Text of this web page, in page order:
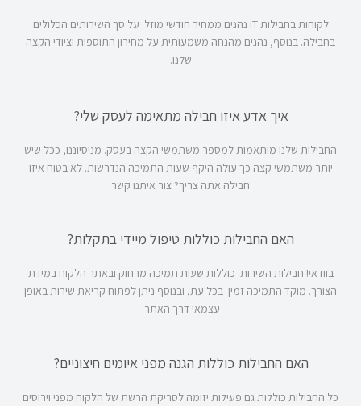
לקוחות בחבילות IT נהנים ממחיר חודשי מוזל על סך השירותים הכלולים
בחבילה. בנוסף, נהנים מהנחה משמעותית על מחירון התוספות וציודי הקצה
שלנו.
איך אדע איזו חבילה מתאימה לעסק שלי?
החבילות שלנו מותאמות למספר משתמשי הקצה בעסק. מניסיוננו, ככל שיש
יותר משתמשי קצה כך עולה היקף שעות התמיכה הנדרשות. לא בטוח איזו
חבילה אתה צריך? צור איתנו קשר
האם החבילות כוללות טיפול מיידי בתקלות?
בוודאי! חבילות השירות כוללות שעות תמיכה מרחוק ובאתר הלקוח במידת
הצורך. מוקד התמיכה זמין בכל עת, ובנוסף ניתן לפתוח קריאת שירות באופן
עצמאי דרך האתר.
האם החבילות כוללות הגנה מפני איומים חיצוניים?
כל החבילות כוללות גם פעילות יזומה לסריקת הרשת של הלקוח מפני וירוסים